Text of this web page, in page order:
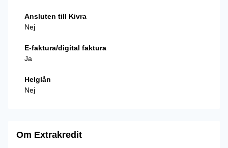
Ansluten till Kivra
Nej
E-faktura/digital faktura
Ja
Helglån
Nej
Om Extrakredit